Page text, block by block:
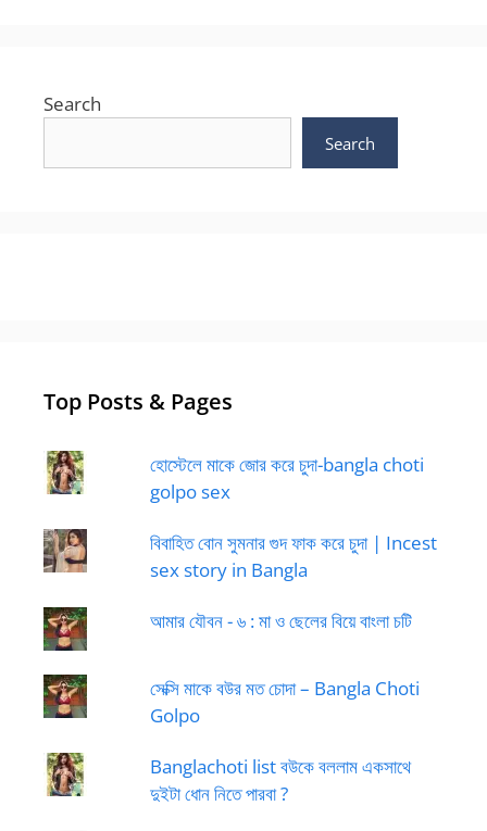
Search
Search
Top Posts & Pages
হোস্টেলে মাকে জোর করে চুদা-bangla choti
golpo sex
বিবাহিত বোন সুমনার গুদ ফাক করে চুদা | Incest
sex story in Bangla
আমার যৌবন - ৬ : মা ও ছেলের বিয়ে বাংলা চটি
সেক্সি মাকে বউর মত চোদা – Bangla Choti
Golpo
Banglachoti list বউকে বললাম একসাথে
দুইটা ধোন নিতে পারবা ?